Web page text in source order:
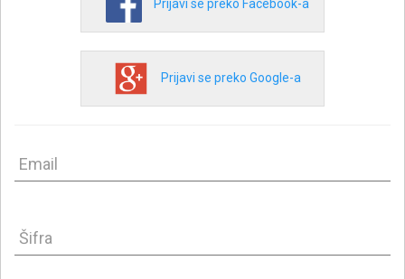
Prijavi se preko Facebook-a
Prijavi se preko Google-a
Email
Šifra